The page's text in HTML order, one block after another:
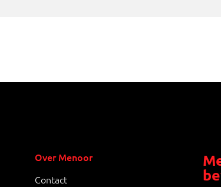
Over Menoor
Contact